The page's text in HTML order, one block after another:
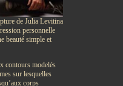
de Julia Levitina
personnelle
beauté simple et
contours modelés
sur lesquelles
corps